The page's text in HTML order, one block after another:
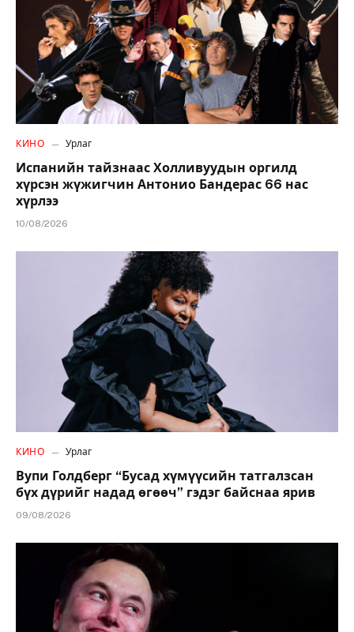
КИНО Урлаг
Испанийн тайзнаас Холливуудын оргилд
хүрсэн жүжигчин Антонио Бандерас 66 нас
хүрлээ
10/08/2026
КИНО Урлаг
Вупи Голдберг “Бусад хүмүүсийн татгалзсан
бүх дүрийг надад өгөөч” гэдэг байснаа ярив
09/08/2026